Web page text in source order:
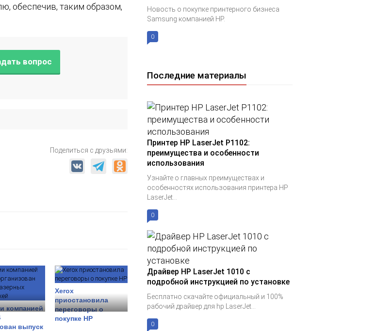
обеспечив, таким образом,
вопрос
Поделиться с друзьями:
компанией
выпуск
Xerox
приостановила
переговоры о
покупке HP
Новость о покупке принтерного бизнеса
Samsung компанией HP.
0
Последние материалы
Принтер HP LaserJet P1102:
преимущества и особенности
использования
Узнайте о главных преимуществах и
особенностях использования принтера HP
LaserJet...
0
Драйвер HP LaserJet 1010 с
подробной инструкцией по установке
Бесплатно скачайте официальный и 100%
рабочий драйвер для hp LaserJet...
0